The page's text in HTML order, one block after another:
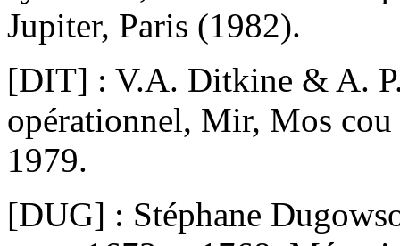
Jupiter, Paris (1982).
[DIT] : V.A. Ditkine & A.
opérationnel, Mir, Mos
1979.
[DUG] : Stéphane